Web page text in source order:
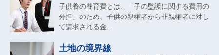
子供養の養育費とは、「子の監護に関する費用の
分担」のため、子供の親権者から非親権者に対し
て請求される金...
土地の境界線